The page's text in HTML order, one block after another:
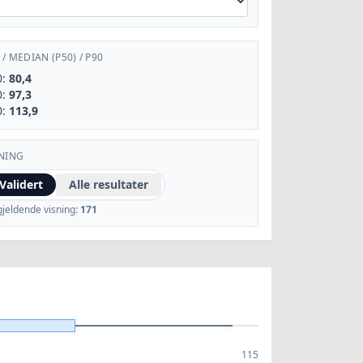
/ MEDIAN (P50) / P90
80,4
97,3
113,9
Validert Alle resultater
visning: 171
115